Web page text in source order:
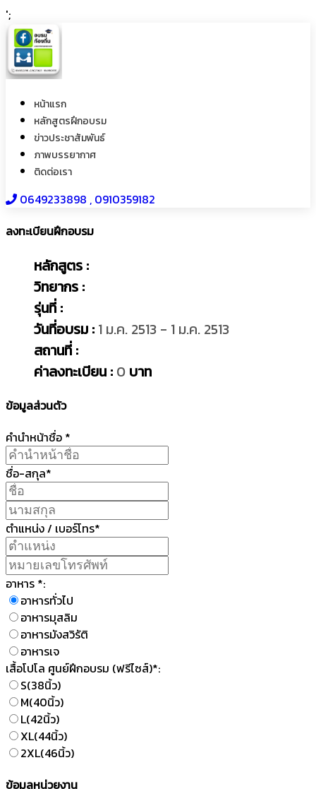
';
หน้าแรก
หลักสูตรฝึกอบรม
ข่าวประชาสัมพันธ์
ภาพบรรยากาศ
ติดต่อเรา
0649233898​ , 0910359182
ลงทะเบียนฝึกอบรม
หลักสูตร :
วิทยากร :
รุ่นที่ :
วันที่อบรม : 1 ม.ค. 2513 - 1 ม.ค. 2513
สถานที่ :
ค่าลงทะเบียน : 0 บาท
ข้อมูลส่วนตัว
คำนำหน้าชื่อ *
ชื่อ-สกุล*
ตำแหน่ง / เบอร์โทร*
อาหาร *:
อาหารทั่วไป
อาหารมุสลิม
อาหารมังสวิรัติ
อาหารเจ
เสื้อโปโล ศูนย์ฝึกอบรม (ฟรีไซส์)*:
S(38นิ้ว)
M(40นิ้ว)
L(42นิ้ว)
XL(44นิ้ว)
2XL(46นิ้ว)
ข้อมูลหน่วยงาน